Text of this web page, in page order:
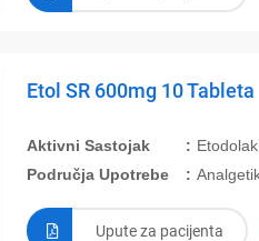
Etol SR 600mg 10 Tableta
Aktivni Sastojak
Etodolak
Područja Upotrebe
Upute za pacijenta